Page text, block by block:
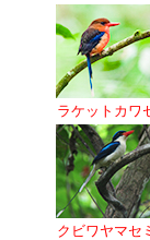
ラケットカワ
クビワヤマセ